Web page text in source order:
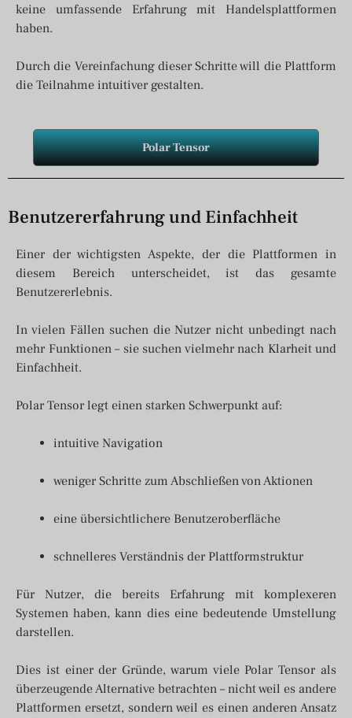
keine umfassende Erfahrung mit Handelsplattformen
haben.
Durch die Vereinfachung dieser Schritte will die Plattform
die Teilnahme intuitiver gestalten.
Polar Tensor
Benutzererfahrung und Einfachheit
Einer der wichtigsten Aspekte, der die Plattformen in
diesem Bereich unterscheidet, ist das gesamte
Benutzererlebnis.
In vielen Fällen suchen die Nutzer nicht unbedingt nach
mehr Funktionen – sie suchen vielmehr nach Klarheit und
Einfachheit.
Polar Tensor legt einen starken Schwerpunkt auf:
intuitive Navigation
weniger Schritte zum Abschließen von Aktionen
eine übersichtlichere Benutzeroberfläche
schnelleres Verständnis der Plattformstruktur
Für Nutzer, die bereits Erfahrung mit komplexeren
Systemen haben, kann dies eine bedeutende Umstellung
darstellen.
Dies ist einer der Gründe, warum viele Polar Tensor als
überzeugende Alternative betrachten – nicht weil es andere
Plattformen ersetzt, sondern weil es einen anderen Ansatz